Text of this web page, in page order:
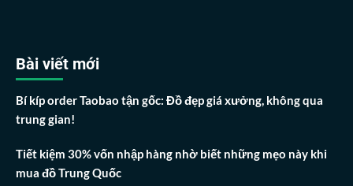
Bài viết mới
Bí kíp order Taobao tận gốc: Đồ đẹp giá xưởng, không qua
trung gian!
Tiết kiệm 30% vốn nhập hàng nhờ biết những mẹo này khi
mua đồ Trung Quốc